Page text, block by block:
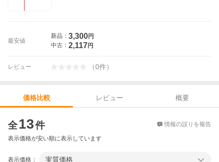
最安値
新品： 3,300円
中古： 2,117円
レビュー （0件）
価格比較 レビュー
概要
全13件 情報の誤りを報告
表示価格が安い順に表示しています
表示価格： 実質価格